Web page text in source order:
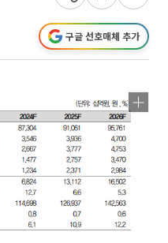
구글 선호매체 추가